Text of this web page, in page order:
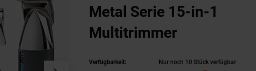
Metal Serie 15-in-1
Multitrimmer
Verfügbarkeit:
Nur noch 10 Stück verfügbar